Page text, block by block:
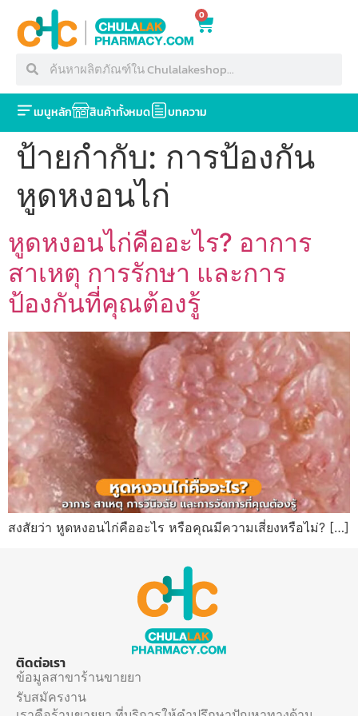
0
เมนูหลัก สินค้าทั้งหมด บทความ
ป้ายกำกับ: การป้องกัน
หูดหงอนไก่
หูดหงอนไก่คืออะไร? อาการ
สาเหตุ การรักษา และการ
ป้องกันที่คุณต้องรู้
สงสัยว่า หูดหงอนไก่คืออะไร หรือคุณมีความเสี่ยงหรือไม่? […]
ติดต่อเรา
ข้อมูลสาขาร้านขายยา
รับสมัครงาน